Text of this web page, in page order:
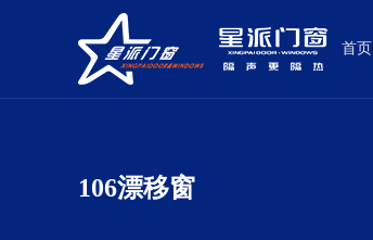
首页
106漂移窗